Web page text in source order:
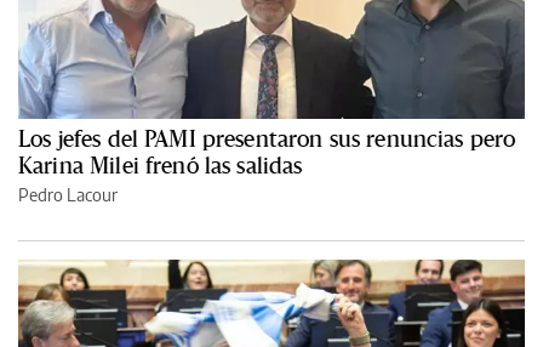
Los jefes del PAMI presentaron sus renuncias pero
Karina Milei frenó las salidas
Pedro Lacour